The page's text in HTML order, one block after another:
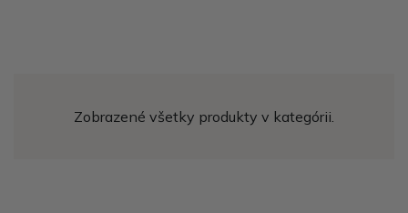
Zobrazené všetky produkty v kategórii.